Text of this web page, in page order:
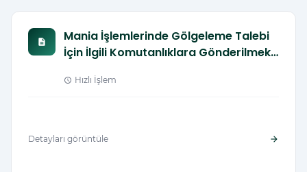
description
Mania İşlemlerinde Gölgeleme Talebi
İçin İlgili Komutanlıklara Gönderilmek
schedule Hızlı İşlem
Detayları görüntüle arrow_forward